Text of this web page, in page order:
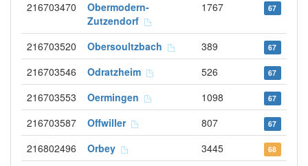
216703470
Obermodern-
Zutzendorf
1767 67
216703520 Obersoultzbach 389 67
216703546 Odratzheim 526 67
216703553 Oermingen 1098 67
216703587 Offwiller 807 67
216802496 Orbey 3445 68